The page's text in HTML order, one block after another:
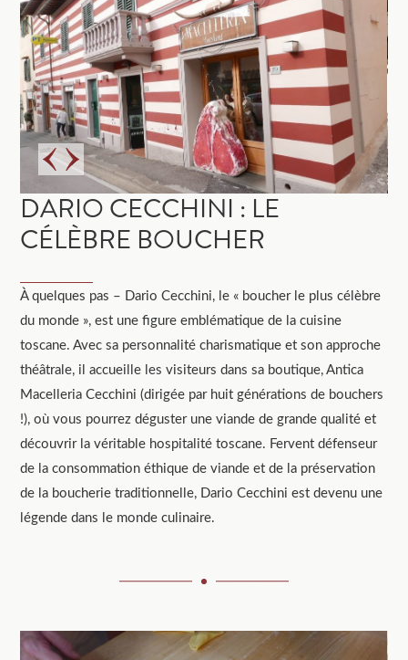
DARIO CECCHINI : LE
CÉLÈBRE BOUCHER
À quelques pas – Dario Cecchini, le « boucher le plus célèbre
du monde », est une figure emblématique de la cuisine
toscane. Avec sa personnalité charismatique et son approche
théâtrale, il accueille les visiteurs dans sa boutique, Antica
Macelleria Cecchini (dirigée par huit générations de bouchers
!), où vous pourrez déguster une viande de grande qualité et
découvrir la véritable hospitalité toscane. Fervent défenseur
de la consommation éthique de viande et de la préservation
de la boucherie traditionnelle, Dario Cecchini est devenu une
légende dans le monde culinaire.